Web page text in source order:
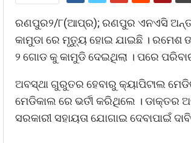
ରଣପୁର୨/୮(ଆପ୍ର); ରଣପୁର ଏନଏସି
କାମୁଡା ରେ ମୃତୁ୍ୟ ହୋଇ ଯାଇଛି । ରମେଶ
୨ ଗୋଡ କୁ କାମୁଡି ଦେଇଥିଲା । ପରେ
ଅବସ୍ଥା ଗୁରୁତର ହେବାରୁ କ୍ୟାପିଟାଲ
ମେଡିକାଲ ରେ ଭର୍ତୀ କରିଥିଲେ ।
ସରକାରୀ ସହାୟତା ଯୋଗାଇ ଦେବାପାଇଁ